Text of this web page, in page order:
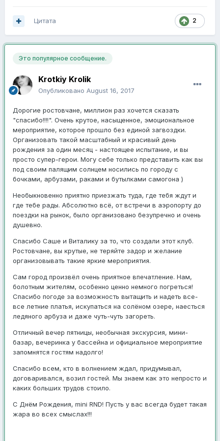
2
Цитата
Это популярное сообщение.
Krotkiy Krolik
Опубликовано August 16, 2017
Дорогие ростовчане, миллион раз хочется сказать
"спасибо!!!!". Очень крутое, насыщенное, эмоциональное
мероприятие, которое прошло без единой загвоздки.
Организовать такой масштабный и красивый день
рождения за один месяц - настоящее испытание, и вы
просто супер-герои. Могу себе только представить как вы
под своим палящим солнцем носились по городу с
бочками, арбузами, раками и бутылками самогона )
Необыкновенно приятно приезжать туда, где тебя ждут и
где тебе рады. Абсолютно всё, от встречи в аэропорту до
поездки на рынок, было организовано безупречно и очень
душевно.
Спасибо Саше и Виталику за то, что создали этот клуб.
Ростовчане, вы крутые, не теряйте задор и желание
организовывать такие яркие мероприятия.
Сам город произвёл очень приятное впечатление. Нам,
болотным жителям, особенно ценно немного погреться!
Спасибо погоде за возможность вытащить и надеть все-
все летние платья, искупаться на солёном озере, наесться
ледяного арбуза и даже чуть-чуть загореть.
Отличный вечер пятницы, необычная экскурсия, мини-
базар, вечеринка у бассейна и официальное мероприятие
запомнятся гостям надолго!
Спасибо всем, кто в волнением ждал, придумывал,
договаривался, возил гостей. Мы знаем как это непросто и
каких больших трудов стоило.
С Днём Рождения, mini RND! Пусть у вас всегда будет такая
жара во всех смыслах!!!